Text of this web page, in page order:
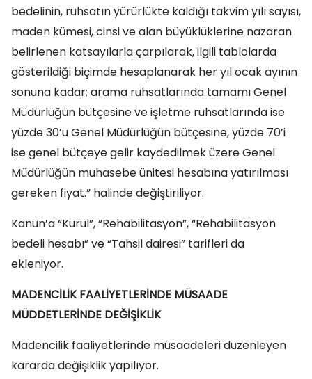
bedelinin, ruhsatın yürürlükte kaldığı takvim yılı sayısı,
maden kümesi, cinsi ve alan büyüklüklerine nazaran
belirlenen katsayılarla çarpılarak, ilgili tablolarda
gösterildiği biçimde hesaplanarak her yıl ocak ayının
sonuna kadar; arama ruhsatlarında tamamı Genel
Müdürlüğün bütçesine ve işletme ruhsatlarında ise
yüzde 30’u Genel Müdürlüğün bütçesine, yüzde 70’i
ise genel bütçeye gelir kaydedilmek üzere Genel
Müdürlüğün muhasebe ünitesi hesabına yatırılması
gereken fiyat.” halinde değiştiriliyor.
Kanun’a “Kurul”, “Rehabilitasyon”, “Rehabilitasyon
bedeli hesabı” ve “Tahsil dairesi” tarifleri da
ekleniyor.
MADENCİLİK FAALİYETLERİNDE MÜSAADE
MÜDDETLERİNDE DEĞİŞİKLİK
Madencilik faaliyetlerinde müsaadeleri düzenleyen
kararda değişiklik yapılıyor.